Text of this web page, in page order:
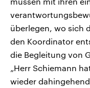
überlegen, wo sich
den Koordinator
die Begleitung von
„Herr Schiemann
wieder